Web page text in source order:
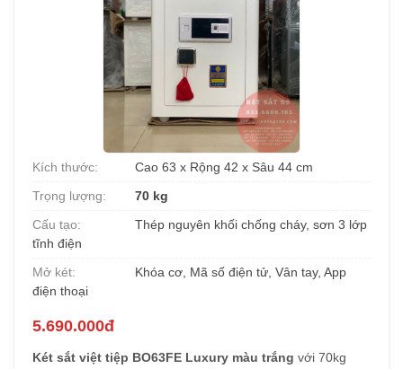
Kích thước:
Cao 63 x Rộng 42 x Sâu 44 cm
Trọng lượng:
70 kg
Cấu tạo:
Thép nguyên khối chống cháy, sơn 3 lớp
tĩnh điện
Mở két:
Khóa cơ, Mã số điện tử, Vân tay, App
điện thoại
5.690.000đ
Két sắt việt tiệp BO63FE Luxury màu trắng với 70kg